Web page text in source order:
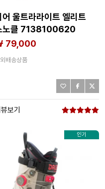
어 울트라라이트 엘리트
노클 7138100620
79,000
배송상품
보기
인기